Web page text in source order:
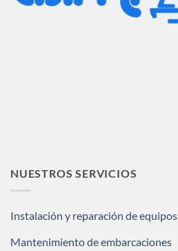
NUESTROS SERVICIOS
Instalación y reparación de equipos
Mantenimiento de embarcaciones